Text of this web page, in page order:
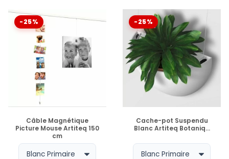
-25%
EN STOCK
Câble Magnétique
Picture Mouse Artiteq 150
cm
-25%
EN STOCK
Cache-pot Suspendu
Blanc Artiteq Botaniq...